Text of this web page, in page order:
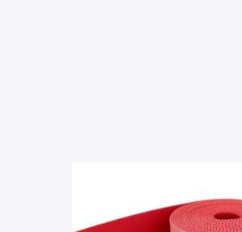
1m
breit - weiß /